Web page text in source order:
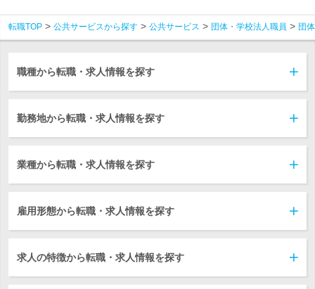
転職TOP 公共サービスから探す 公共サービス 団体・学校法人職員 団
職種から転職・求人情報を探す
勤務地から転職・求人情報を探す
業種から転職・求人情報を探す
雇用形態から転職・求人情報を探す
求人の特徴から転職・求人情報を探す